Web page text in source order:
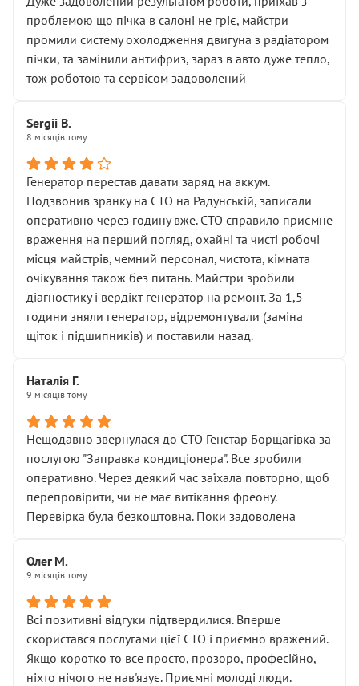
проблемою що пічка в салоні не гріє, майстри
промили систему охолодження двигуна з радіатором
пічки, та замінили антифриз, зараз в авто дуже тепло,
тож роботою та сервісом задоволений
Sergii B.
8 місяців тому
Генератор перестав давати заряд на аккум.
Подзвонив зранку на СТО на Радунській, записали
оперативно через годину вже. СТО справило приємне
враження на перший погляд, охайні та чисті робочі
місця майстрів, чемний персонал, чистота, кімната
очікування також без питань. Майстри зробили
діагностику і вердікт генератор на ремонт. За 1,5
години зняли генератор, відремонтували (заміна
щіток і підшипників) и поставили назад.
Наталія Г.
9 місяців тому
Нещодавно звернулася до СТО Генстар Борщагівка за
послугою "Заправка кондиціонера". Все зробили
оперативно. Через деякий час заїхала повторно, щоб
перепровірити, чи не має витікання фреону.
Перевірка була безкоштовна. Поки задоволена
Олег М.
9 місяців тому
Всі позитивні відгуки підтвердилися. Вперше
скористався послугами цієї СТО і приємно вражений.
Якщо коротко то все просто, прозоро, професійно,
ніхто нічого не нав'язує. Приємні молоді люди.